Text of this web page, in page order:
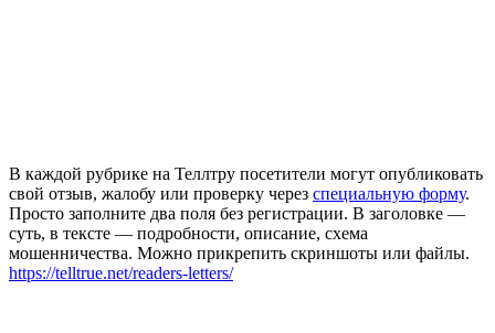
В каждой рубрике на Теллтру посетители могут опубликовать
свой отзыв, жалобу или проверку через специальную форму.
Просто заполните два поля без регистрации. В заголовке —
суть, в тексте — подробности, описание, схема
мошенничества. Можно прикрепить скриншоты или файлы.
https://telltrue.net/readers-letters/